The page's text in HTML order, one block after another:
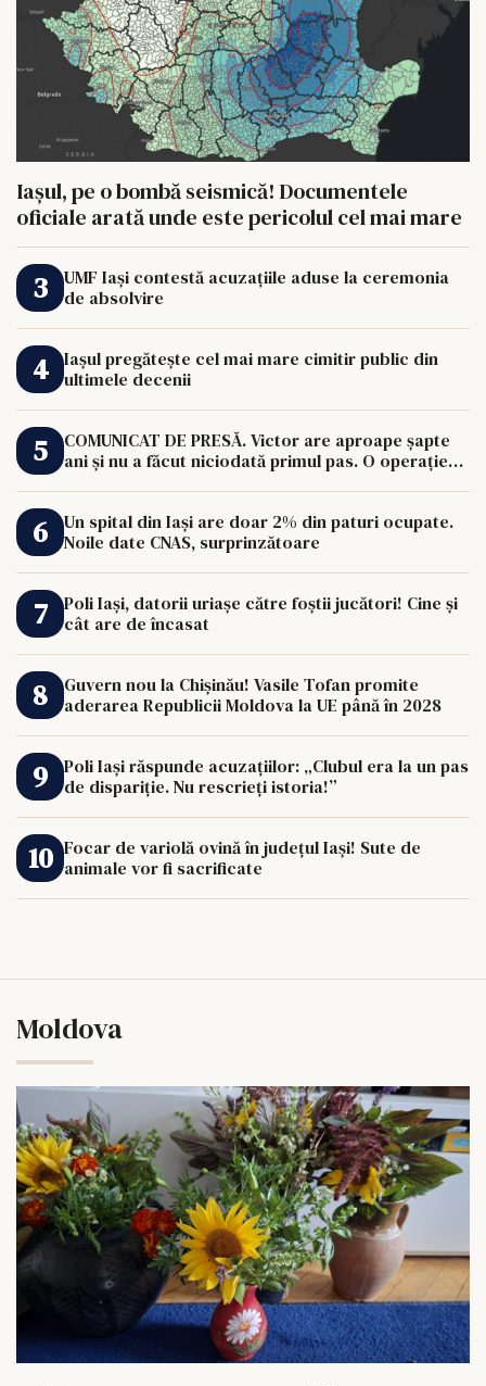
Iașul, pe o bombă seismică! Documentele
oficiale arată unde este pericolul cel mai mare
UMF Iași contestă acuzațiile aduse la ceremonia
de absolvire
Iașul pregătește cel mai mare cimitir public din
ultimele decenii
COMUNICAT DE PRESĂ. Victor are aproape șapte
ani și nu a făcut niciodată primul pas. O operație
Un spital din Iași are doar 2% din paturi ocupate.
Noile date CNAS, surprinzătoare
Poli Iași, datorii uriașe către foștii jucători! Cine și
cât are de încasat
Guvern nou la Chișinău! Vasile Tofan promite
aderarea Republicii Moldova la UE până în 2028
Poli Iași răspunde acuzațiilor: „Clubul era la un pas
de dispariție. Nu rescrieți istoria!”
Focar de variolă ovină în județul Iași! Sute de
animale vor fi sacrificate
Moldova